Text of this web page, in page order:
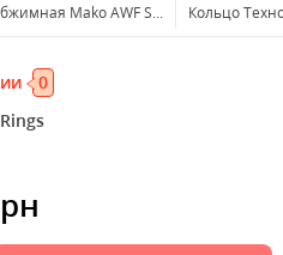
Mako AWF Single Barrel
Кольцо
0